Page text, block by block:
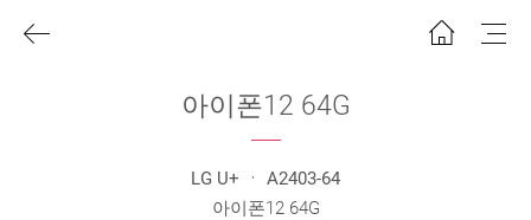
아이폰12 64G
LG U+ ㆍ A2403-64
아이폰12 64G